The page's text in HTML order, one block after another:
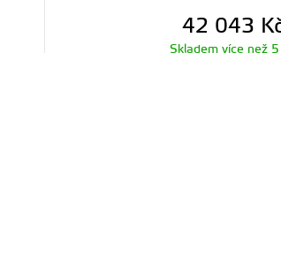
42 043
Skladem více než